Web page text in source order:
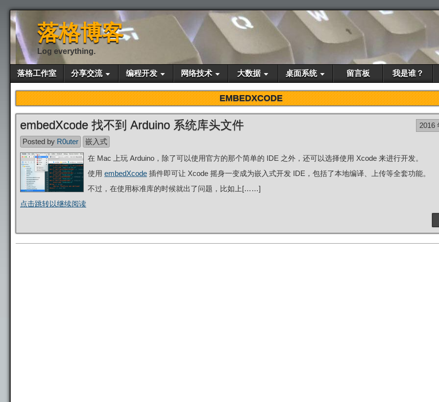
落格博客
Log everything.
落格工作室 分享交流 编程开发 网络技术 大数据 桌面系统 留言板 我是谁？
EMBEDXCODE
embedXcode 找不到 Arduino 系统库头文件
2016
Posted by R0uter
嵌入式
在 Mac 上玩 Arduino，除了可以使用官方的那个简单的 IDE 之外，还可以选择使用 Xcode 来进行开发。
使用 embedXcode 插件即可让 Xcode 摇身一变成为嵌入式开发 IDE，包括了本地编译、上传等全套功能。
不过，在使用标准库的时候就出了问题，比如上[……]
点击跳转以继续阅读